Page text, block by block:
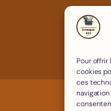
Pour
cookies
ces